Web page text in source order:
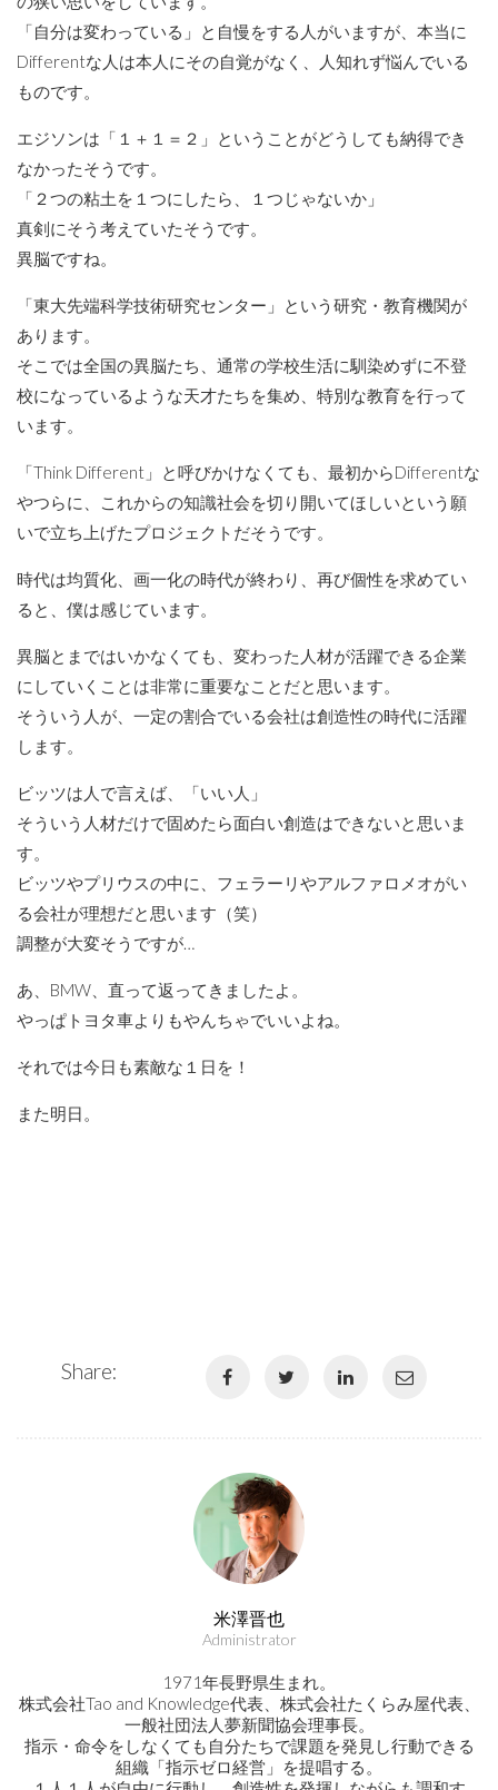
「自分は変わっている」と自慢をする人がいますが、本当に
Differentな人は本人にその自覚がなく、人知れず悩んでいる
ものです。
エジソンは「１＋１＝２」ということがどうしても納得でき
なかったそうです。
「２つの粘土を１つにしたら、１つじゃないか」
真剣にそう考えていたそうです。
異脳ですね。
「東大先端科学技術研究センター」という研究・教育機関が
あります。
そこでは全国の異脳たち、通常の学校生活に馴染めずに不登
校になっているような天才たちを集め、特別な教育を行って
います。
「Think Different」と呼びかけなくても、最初からDifferentな
やつらに、これからの知識社会を切り開いてほしいという願
いで立ち上げたプロジェクトだそうです。
時代は均質化、画一化の時代が終わり、再び個性を求めてい
ると、僕は感じています。
異脳とまではいかなくても、変わった人材が活躍できる企業
にしていくことは非常に重要なことだと思います。
そういう人が、一定の割合でいる会社は創造性の時代に活躍
します。
ビッツは人で言えば、「いい人」
そういう人材だけで固めたら面白い創造はできないと思いま
す。
ビッツやプリウスの中に、フェラーリやアルファロメオがい
る会社が理想だと思います（笑）
調整が大変そうですが…
あ、BMW、直って返ってきましたよ。
やっぱトヨタ車よりもやんちゃでいいよね。
それでは今日も素敵な１日を！
また明日。
Share:
米澤晋也
Administrator
1971年長野県生まれ。
株式会社Tao and Knowledge代表、株式会社たくらみ屋代表、
一般社団法人夢新聞協会理事長。
指示・命令をしなくても自分たちで課題を発見し行動できる
組織「指示ゼロ経営」を提唱する。